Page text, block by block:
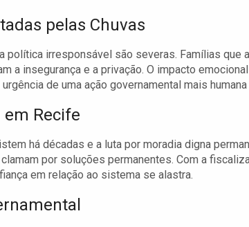
pelas Chuvas
irresponsável são severas. Famílias que
a insegurança e a privação. O impacto
de uma ação governamental mais
Recife
há décadas e a luta por moradia digna
por soluções permanentes. Com a
em relação ao sistema se alastra.